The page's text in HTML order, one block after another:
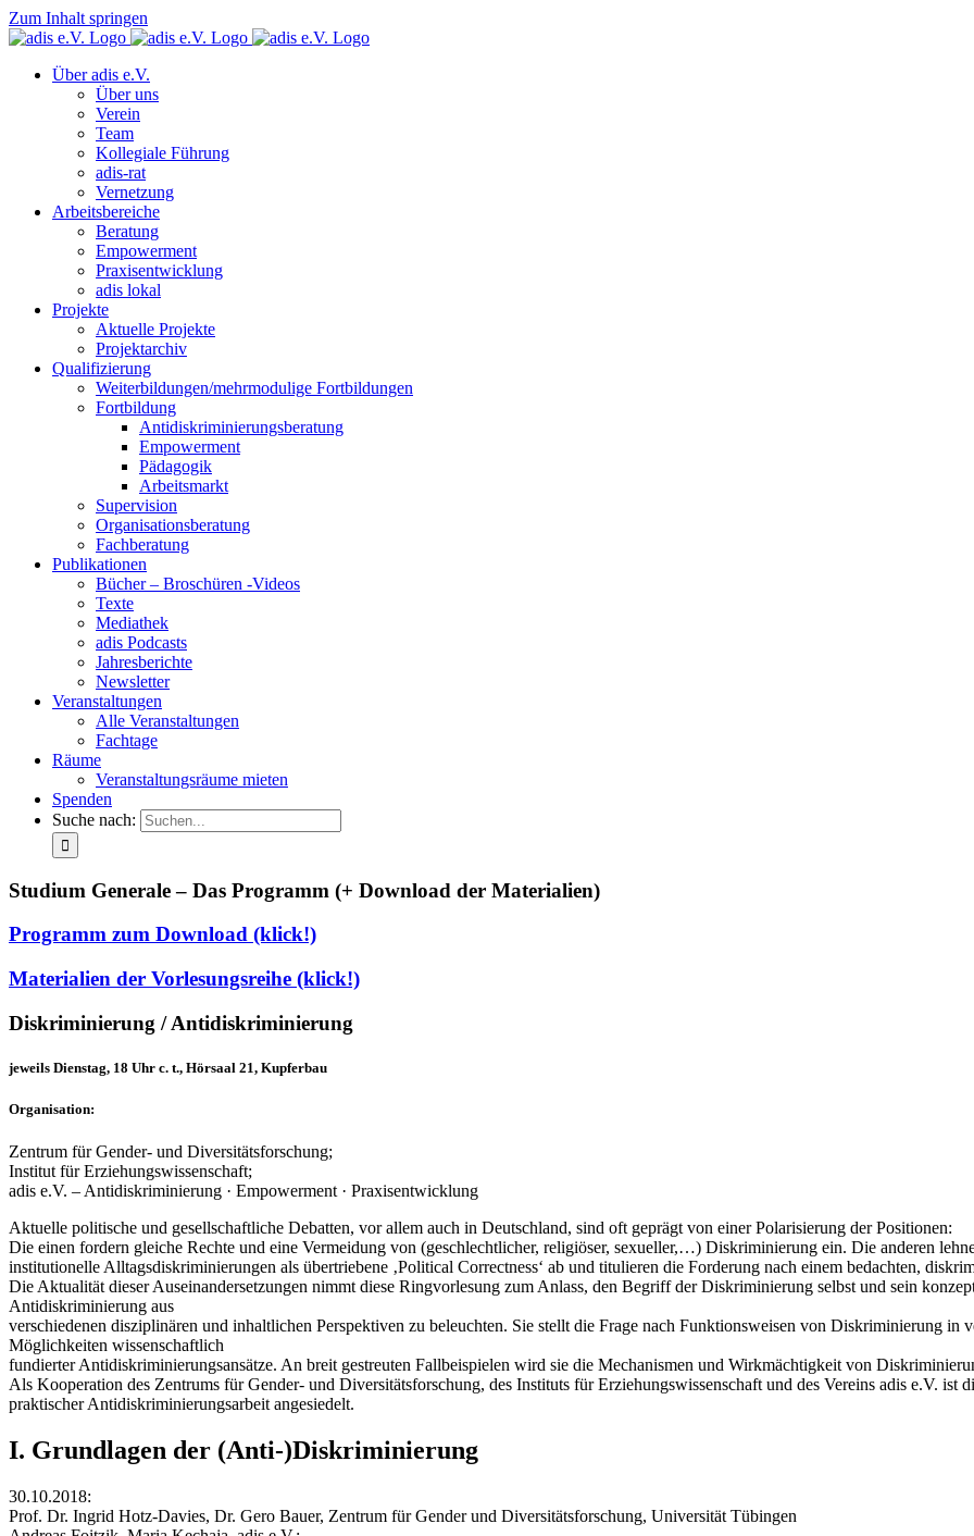
Zum Inhalt springen
Über adis e.V.
Über uns
Verein
Team
Kollegiale Führung
adis-rat
Vernetzung
Arbeitsbereiche
Beratung
Empowerment
Praxisentwicklung
adis lokal
Projekte
Aktuelle Projekte
Projektarchiv
Qualifizierung
Weiterbildungen/mehrmodulige Fortbildungen
Fortbildung
Antidiskriminierungsberatung
Empowerment
Pädagogik
Arbeitsmarkt
Supervision
Organisationsberatung
Fachberatung
Publikationen
Bücher – Broschüren -Videos
Texte
Mediathek
adis Podcasts
Jahresberichte
Newsletter
Veranstaltungen
Alle Veranstaltungen
Fachtage
Räume
Veranstaltungsräume mieten
Spenden
Suche nach:
Studium Generale – Das Programm (+ Download der Materialien)
Programm zum Download (klick!)
Materialien der Vorlesungsreihe (klick!)
Diskriminierung / Antidiskriminierung
jeweils Dienstag, 18 Uhr c. t., Hörsaal 21, Kupferbau
Organisation:
Zentrum für Gender- und Diversitätsforschung;
Institut für Erziehungswissenschaft;
adis e.V. – Antidiskriminierung · Empowerment · Praxisentwicklung
Aktuelle politische und gesellschaftliche Debatten, vor allem auch in Deutschland, sind oft geprägt von einer Polarisierung der Positionen:
Die einen fordern gleiche Rechte und eine Vermeidung von (geschlechtlicher, religiöser, sexueller,…) Diskriminierung ein. Die anderen
institutionelle Alltagsdiskriminierungen als übertriebene ‚Political Correctness‘ ab und titulieren die Forderung nach einem bedachten,
Die Aktualität dieser Auseinandersetzungen nimmt diese Ringvorlesung zum Anlass, den Begriff der Diskriminierung selbst und sein
Antidiskriminierung aus
verschiedenen disziplinären und inhaltlichen Perspektiven zu beleuchten. Sie stellt die Frage nach Funktionsweisen von Diskriminierung in
Möglichkeiten wissenschaftlich
fundierter Antidiskriminierungsansätze. An breit gestreuten Fallbeispielen wird sie die Mechanismen und Wirkmächtigkeit von
Als Kooperation des Zentrums für Gender- und Diversitätsforschung, des Instituts für Erziehungswissenschaft und des Vereins adis e.V. ist
praktischer Antidiskriminierungsarbeit angesiedelt.
I. Grundlagen der (Anti-)Diskriminierung
30.10.2018:
Prof. Dr. Ingrid Hotz-Davies, Dr. Gero Bauer, Zentrum für Gender und Diversitätsforschung, Universität Tübingen